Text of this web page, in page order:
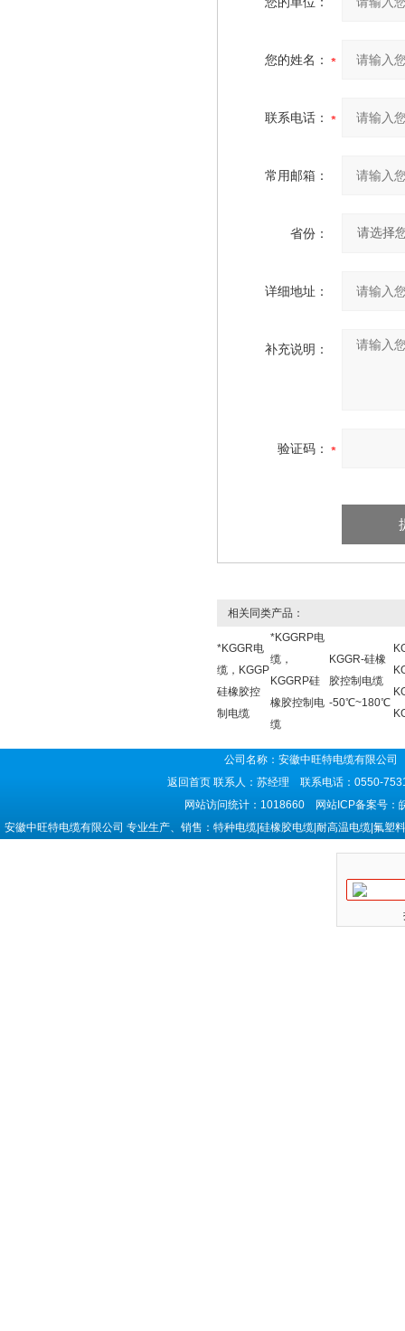
您的姓名：
联系电话：
常用邮箱：
省份：
详细地址：
补充说明：
验证码：
相关同类产品：
*KGGR电
缆，KGGP
硅橡胶控
制电缆
*KGGRP电
缆，
KGGRP硅
橡胶控制电
缆
KGGR-硅橡
胶控制电缆
-50℃~180℃
公司名称：安徽中旺特电缆有限公
返回首页 联系人：苏经理 联系电话：0550-
网站访问统计：1018660 网站ICP备案号：
安徽中旺特电缆有限公司 专业生产、销售：特种电缆|硅橡胶电缆|耐高温电缆|氟